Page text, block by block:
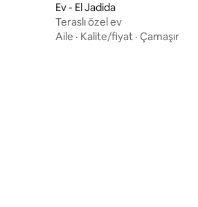
Ev - El Jadida
Teraslı özel ev
Aile · Kalite/fiyat · Çamaşır